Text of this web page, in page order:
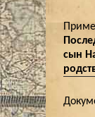
сын